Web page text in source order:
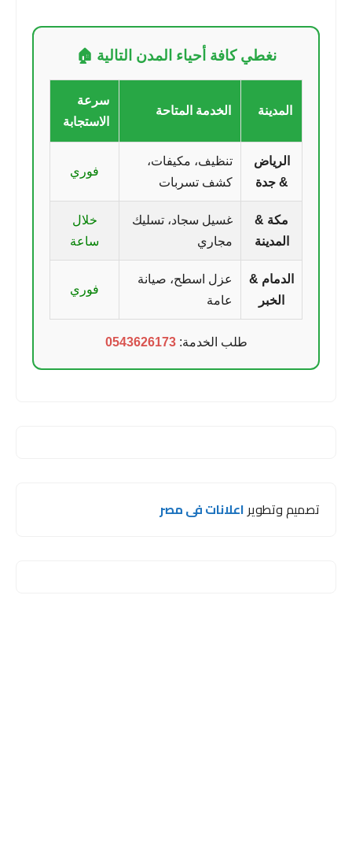
نغطي كافة أحياء المدن التالية 🏠
المدينة الخدمة المتاحة
سرعة
الاستجابة
الرياض
& جدة
تنظيف، مكيفات،
كشف تسربات
فوري
مكة &
المدينة
غسيل سجاد، تسليك
مجاري
خلال
ساعة
الدمام &
الخبر
عزل اسطح، صيانة
عامة
فوري
طلب الخدمة:0543626173
تصميم وتطويراعلانات فى مصر